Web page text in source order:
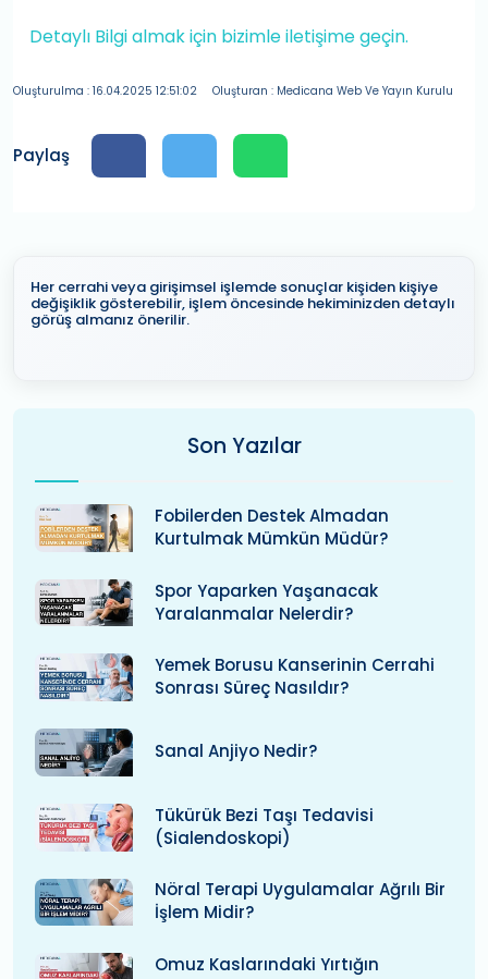
Detaylı Bilgi almak için bizimle iletişime geçin.
Oluşturulma : 16.04.2025 12:51:02 Oluşturan : Medicana Web Ve Yayın Kurulu
Paylaş
Her cerrahi veya girişimsel işlemde sonuçlar kişiden kişiye
değişiklik gösterebilir, işlem öncesinde hekiminizden detaylı
görüş almanız önerilir.
Son Yazılar
Fobilerden Destek Almadan
Kurtulmak Mümkün Müdür?
Spor Yaparken Yaşanacak
Yaralanmalar Nelerdir?
Yemek Borusu Kanserinin Cerrahi
Sonrası Süreç Nasıldır?
Sanal Anjiyo Nedir?
Tükürük Bezi Taşı Tedavisi
(Sialendoskopi)
Nöral Terapi Uygulamalar Ağrılı Bir
İşlem Midir?
Omuz Kaslarındaki Yırtığın